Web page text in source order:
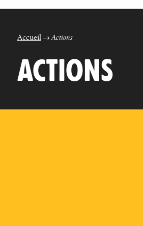
Accueil Actions
ACTIONS